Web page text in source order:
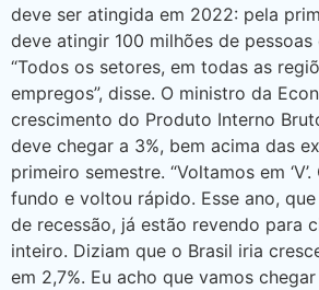
deve ser atingida em 2022: pela
deve atingir 100 milhões de pessoas
“Todos os setores, em todas as
empregos”, disse. O ministro da
crescimento do Produto Interno
deve chegar a 3%, bem acima das
primeiro semestre. “Voltamos em
fundo e voltou rápido. Esse ano,
de recessão, já estão revendo para
inteiro. Diziam que o Brasil iria
em 2,7%. Eu acho que vamos chegar